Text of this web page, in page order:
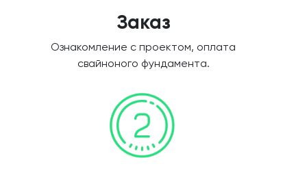
Заказ
Ознакомление с проектом, оплата
свайноного фундамента.